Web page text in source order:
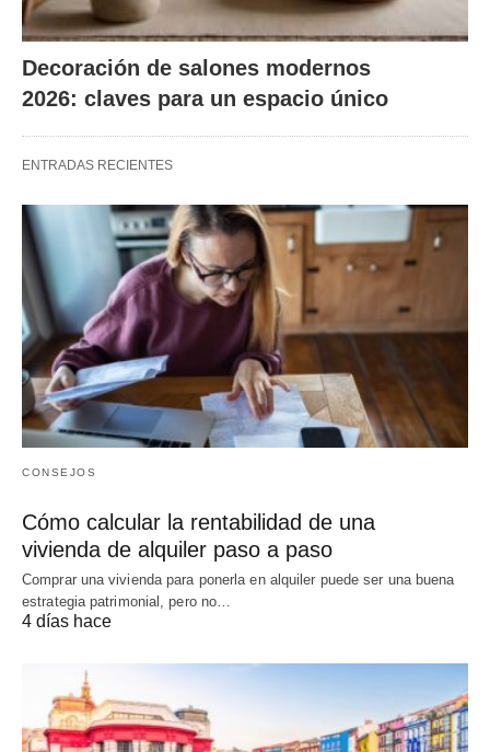
Decoración de salones modernos
2026: claves para un espacio único
ENTRADAS RECIENTES
CONSEJOS
Cómo calcular la rentabilidad de una
vivienda de alquiler paso a paso
Comprar una vivienda para ponerla en alquiler puede ser una buena
estrategia patrimonial, pero no…
4 días hace